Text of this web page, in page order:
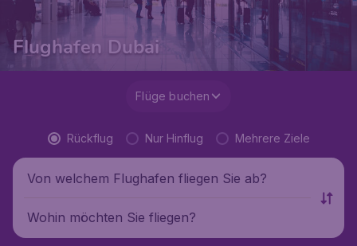
Flughafen Dubai
Flüge buchen
Rückflug Nur Hinflug Mehrere Ziele
Von welchem Flughafen fliegen Sie ab?
Wohin möchten Sie fliegen?